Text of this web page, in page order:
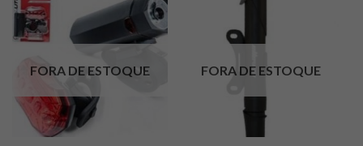
FORA DE ESTOQUE FORA DE ESTOQUE